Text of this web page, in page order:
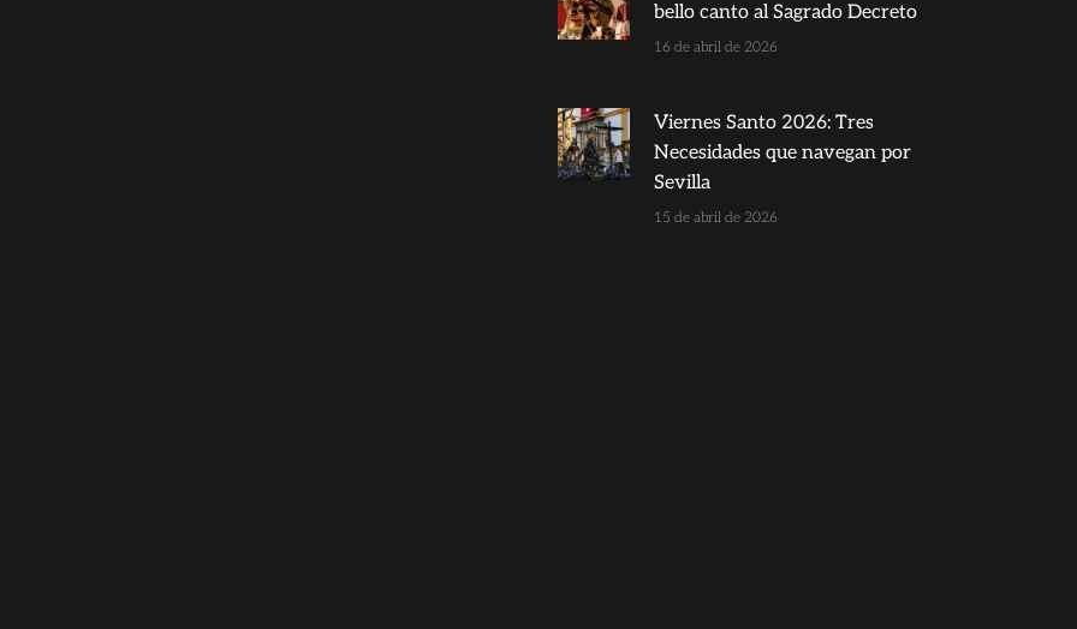
bello canto al Sagrado Decreto
16 de abril de 2026
Viernes Santo 2026: Tres
Necesidades que navegan por
Sevilla
15 de abril de 2026